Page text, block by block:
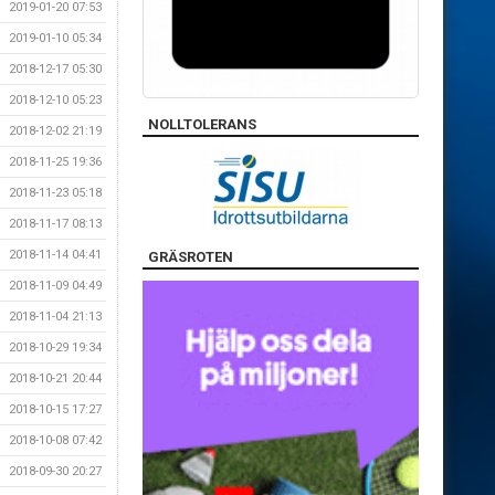
2019-01-20 07:53
2019-01-10 05:34
2018-12-17 05:30
2018-12-10 05:23
2018-12-02 21:19
2018-11-25 19:36
2018-11-23 05:18
2018-11-17 08:13
2018-11-14 04:41
2018-11-09 04:49
2018-11-04 21:13
2018-10-29 19:34
2018-10-21 20:44
2018-10-15 17:27
2018-10-08 07:42
2018-09-30 20:27
NOLLTOLERANS
GRÄSROTEN